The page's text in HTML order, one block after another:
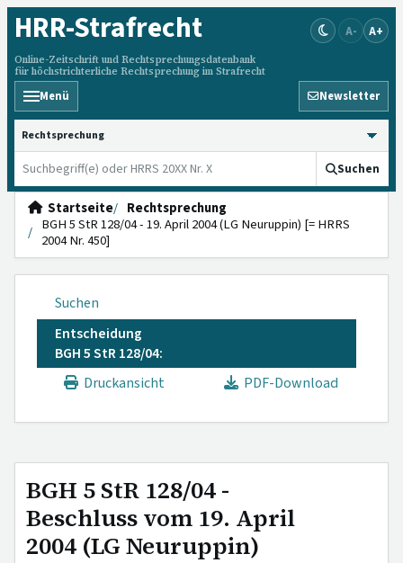
HRR-Strafrecht
Online-Zeitschrift und Rechtsprechungsdatenbank
für höchstrichterliche Rechtsprechung im Strafrecht
A- A+
Menü Newsletter
HRRS durchsuchen
Suchen
Startseite
Rechtsprechung
BGH 5 StR 128/04 - 19. April 2004 (LG Neuruppin) [= HRRS
2004 Nr. 450]
Suchen
Entscheidung
BGH 5 StR 128/04:
Druckansicht
PDF-Download
BGH 5 StR 128/04 -
Beschluss vom 19. April
2004 (LG Neuruppin)